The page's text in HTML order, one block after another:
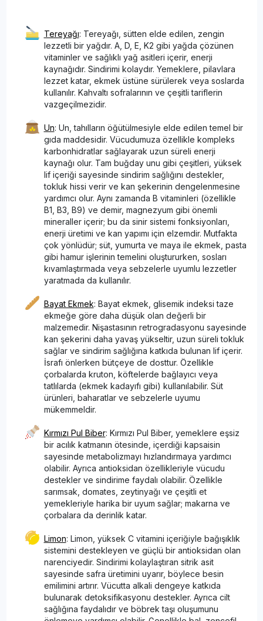
Tereyağı: Tereyağı, sütten elde edilen, zengin
lezzetli bir yağdır. A, D, E, K2 gibi yağda çözünen
vitaminler ve sağlıklı yağ asitleri içerir, enerji
kaynağıdır. Sindirimi kolaydır. Yemeklere, pilavlara
lezzet katar, ekmek üstüne sürülerek veya soslarda
kullanılır. Kahvaltı sofralarının ve çeşitli tariflerin
vazgeçilmezidir.
Un: Un, tahılların öğütülmesiyle elde edilen temel bir
gıda maddesidir. Vücudumuza özellikle kompleks
karbonhidratlar sağlayarak uzun süreli enerji
kaynağı olur. Tam buğday unu gibi çeşitleri, yüksek
lif içeriği sayesinde sindirim sağlığını destekler,
tokluk hissi verir ve kan şekerinin dengelenmesine
yardımcı olur. Aynı zamanda B vitaminleri (özellikle
B1, B3, B9) ve demir, magnezyum gibi önemli
mineraller içerir; bu da sinir sistemi fonksiyonları,
enerji üretimi ve kan yapımı için elzemdir. Mutfakta
çok yönlüdür; süt, yumurta ve maya ile ekmek, pasta
gibi hamur işlerinin temelini oluştururken, sosları
kıvamlaştırmada veya sebzelerle uyumlu lezzetler
yaratmada da kullanılır.
Bayat Ekmek: Bayat ekmek, glisemik indeksi taze
ekmeğe göre daha düşük olan değerli bir
malzemedir. Nişastasının retrogradasyonu sayesinde
kan şekerini daha yavaş yükseltir, uzun süreli tokluk
sağlar ve sindirim sağlığına katkıda bulunan lif içerir.
İsrafı önlerken bütçeye de dosttur. Özellikle
çorbalarda kruton, köftelerde bağlayıcı veya
tatlılarda (ekmek kadayıfı gibi) kullanılabilir. Süt
ürünleri, baharatlar ve sebzelerle uyumu
mükemmeldir.
Kırmızı Pul Biber: Kırmızı Pul Biber, yemeklere eşsiz
bir acılık katmanın ötesinde, içerdiği kapsaisin
sayesinde metabolizmayı hızlandırmaya yardımcı
olabilir. Ayrıca antioksidan özellikleriyle vücudu
destekler ve sindirime faydalı olabilir. Özellikle
sarımsak, domates, zeytinyağı ve çeşitli et
yemekleriyle harika bir uyum sağlar; makarna ve
çorbalara da derinlik katar.
Limon: Limon, yüksek C vitamini içeriğiyle bağışıklık
sistemini destekleyen ve güçlü bir antioksidan olan
narenciyedir. Sindirimi kolaylaştıran sitrik asit
sayesinde safra üretimini uyarır, böylece besin
emilimini artırır. Vücutta alkali dengeye katkıda
bulunarak detoksifikasyonu destekler. Ayrıca cilt
sağlığına faydalıdır ve böbrek taşı oluşumunu